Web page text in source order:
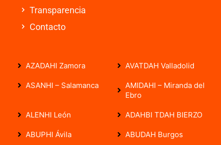
Transparencia
Contacto
AZADAHI Zamora AVATDAH Valladolid
ASANHI – Salamanca
AMIDAHI – Miranda del
Ebro
ALENHI León ADAHBI TDAH BIERZO
ABUPHI Ávila ABUDAH Burgos